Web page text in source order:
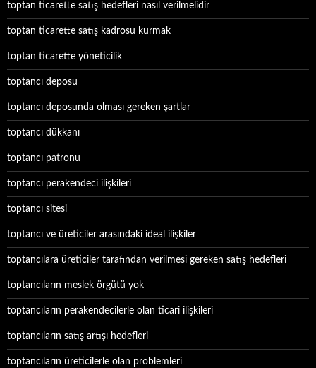
toptan ticarette satış hedefleri nasıl verilmelidir
toptan ticarette satış kadrosu kurmak
toptan ticarette yöneticilik
toptancı deposu
toptancı deposunda olması gereken şartlar
toptancı dükkanı
toptancı patronu
toptancı perakendeci ilişkileri
toptancı sitesi
toptancı ve üreticiler arasındaki ideal ilişkiler
toptancılara üreticiler tarafından verilmesi gereken satış hedefleri
toptancıların meslek örgütü yok
toptancıların perakendecilerle olan ticari ilişkileri
toptancıların satış artışı hedefleri
toptancıların üreticilerle olan problemleri